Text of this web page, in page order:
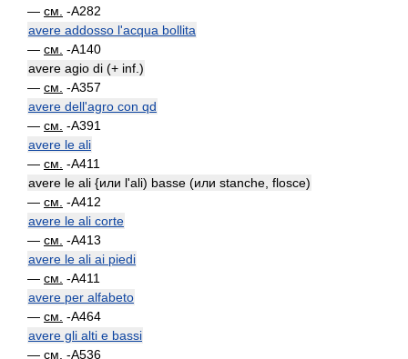
— см. -A282
avere addosso l'acqua bollita
— см. -A140
avere agio di (+ inf.)
— см. -A357
avere dell'agro con qd
— см. -A391
avere le ali
— см. -A411
avere le ali {или l'ali) basse (или stanche, flosce)
— см. -A412
avere le ali corte
— см. -A413
avere le ali ai piedi
— см. -A411
avere per alfabeto
— см. -A464
avere gli alti e bassi
— см. -A536